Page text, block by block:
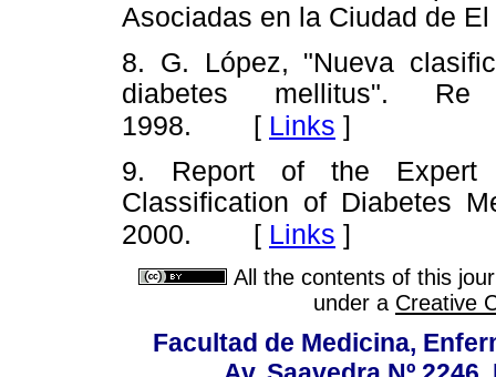
Asociadas en la Ciudad de
8. G. López, "Nueva
diabetes mellitus".
1998. [ Links ]
9. Report of the Expert
Classification of Diabetes
2000. [ Links ]
All the contents of this
under a Creative
Facultad de Medicina,